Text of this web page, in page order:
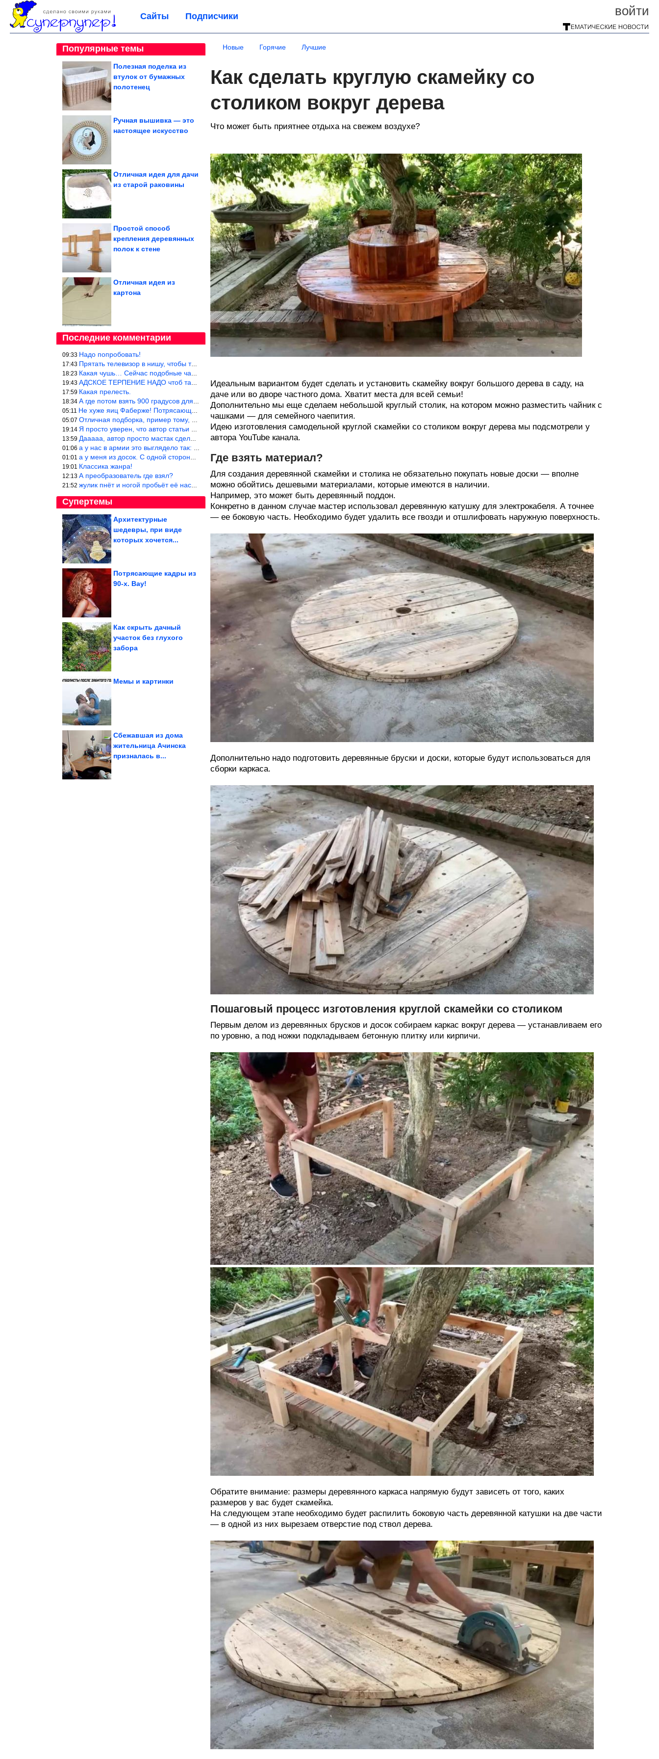
войти
Сайты Подписчики
Популярные темы
Полезная поделка из
втулок от бумажных
полотенец
Ручная вышивка — это
настоящее искусство
Отличная идея для дачи
из старой раковины
Простой способ
крепления деревянных
полок к стене
Отличная идея из
картона
Последние комментарии
09:33 Надо попробовать!
17:43 Прятать телевизор в нишу, чтобы тепло от ТВ не отводилось и теле
18:23 Какая чушь… Сейчас подобные часы в магазине стоят меньше 10 долл
19:43 АДСКОЕ ТЕРПЕНИЕ НАДО чтоб такое вышить
17:59 Какая прелесть.
18:34 А где потом взять 900 градусов для обжига?
05:11 Не хуже яиц Фаберже! Потрясающе!!! Молодчина....!!!
05:07 Отличная подборка, пример тому, чем можно и сейчас заниматься…
19:14 Я просто уверен, что автор статьи никогда не будет использовать
13:59 Дааааа, автор просто мастак сделать интригу на ровном месте! А н
01:06 а у нас в армии это выглядело так: снизу полозья из сваренные тр
01:01 а у меня из досок. С одной стороны сарай, а другая половина — ду
19:01 Классика жанра!
12:13 А преобразователь где взял?
21:52 жулик пнёт и ногой пробьёт её насквозь. Но даже если и никогда н
Супертемы
Фото из отеля, где
тишина
Архитектурные
шедевры, при виде
которых хочется...
Потрясающие кадры из
90-х. Вау!
Как cкрыть дачный
участок без глухого
забора
Мемы и картинки
Какие продукты
восполняют дефицит
Сбежавшая из дома
жительница Ачинска
призналась в...
Новые Горячие Лучшие
Как сделать круглую скамейку со
столиком вокруг дерева
Что может быть приятнее отдыха на свежем воздухе?
Идеальным вариантом будет сделать и установить скамейку вокруг большого дерева в саду, на
даче или во дворе частного дома. Хватит места для всей семьи!
Дополнительно мы еще сделаем небольшой круглый столик, на котором можно разместить чайник с
чашками — для семейного чаепития.
Идею изготовления самодельной круглой скамейки со столиком вокруг дерева мы подсмотрели у
автора YouTube канала.
Где взять материал?
Для создания деревянной скамейки и столика не обязательно покупать новые доски — вполне
можно обойтись дешевыми материалами, которые имеются в наличии.
Например, это может быть деревянный поддон.
Конкретно в данном случае мастер использовал деревянную катушку для электрокабеля. А точнее
— ее боковую часть. Необходимо будет удалить все гвозди и отшлифовать наружную поверхность.
Дополнительно надо подготовить деревянные бруски и доски, которые будут использоваться для
сборки каркаса.
Пошаговый процесс изготовления круглой скамейки со столиком
Первым делом из деревянных брусков и досок собираем каркас вокруг дерева — устанавливаем его
по уровню, а под ножки подкладываем бетонную плитку или кирпичи.
Обратите внимание: размеры деревянного каркаса напрямую будут зависеть от того, каких
размеров у вас будет скамейка.
На следующем этапе необходимо будет распилить боковую часть деревянной катушки на две части
— в одной из них вырезаем отверстие под ствол дерева.